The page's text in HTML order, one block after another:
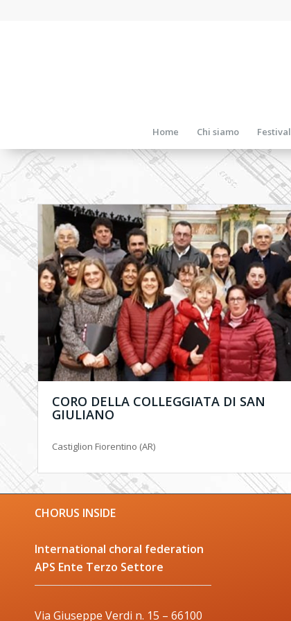
Home Chi siamo Festival
CORO DELLA COLLEGGIATA DI SAN
GIULIANO
Castiglion Fiorentino (AR)
CHORUS INSIDE
International choral federation
APS Ente Terzo Settore
Via Giuseppe Verdi n. 15 – 66100